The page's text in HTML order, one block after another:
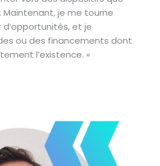
Maintenant, je me tourne
d’opportunités, et je
ou des financements dont
l’existence. »